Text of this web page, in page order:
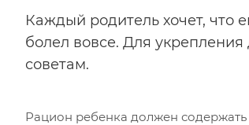
Каждый родитель хочет, что
болел вовсе. Для
советам.
Рацион ребенка должен содержать